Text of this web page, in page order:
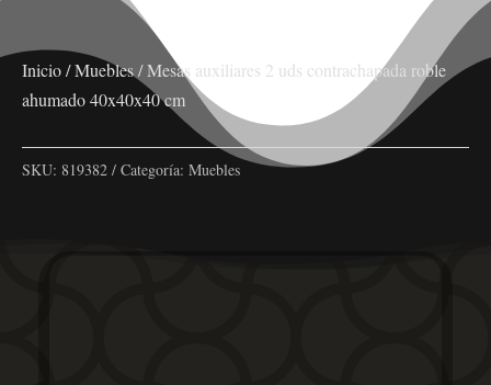
Inicio/Muebles/ Mesas auxiliares 2 uds contrachapada roble
ahumado 40x40x40 cm
SKU: 819382 Categoría: Muebles